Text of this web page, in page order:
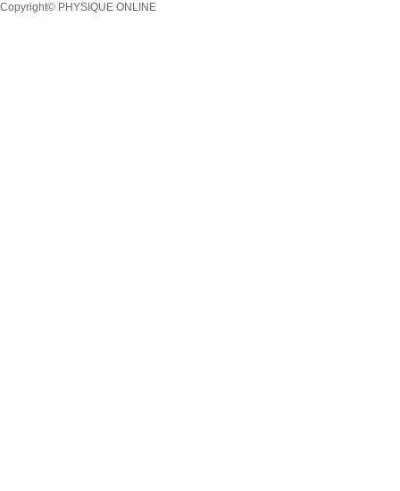
Copyright© PHYSIQUE ONLINE